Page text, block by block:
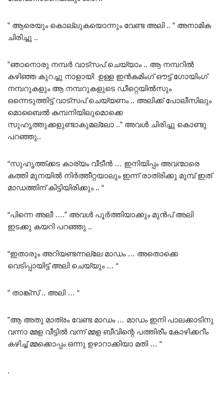
” ആരെയും കൊല്ലുകയൊന്നും വേണ്ട അലി .. ” അനാമിക
ചിരിച്ചു ..
”ഞാനൊരു നമ്പർ വാട്സപ് ചെയ്യാം .. ആ നമ്പറിൽ
കഴിഞ്ഞ കുറച്ചു നാളായി ഉള്ള ഇൻകമിംഗ് ഔട്ട് ഗോയിംഗ്
നമ്പറുകളും ആ നമ്പറുകളുടെ ഡീറ്റെയിൽസും
ഒന്നെടുത്തിട്ട് വാട്സപ് ചെയ്യണം .. അലിക്ക് പോലീസിലും
മൊബൈൽ കമ്പനിയിലുമൊക്കെ
സുഹൃത്തുക്കളുണ്ടാകുമല്ലോ ..” അവൾ ചിരിച്ചു കൊണ്ടു
പറഞ്ഞു..
“സുഹൃത്ത്ക്കട കാര്യം വീടീൻ … ഇനിയിപ്പം അവന്മാരെ
കത്തി മുനയിൽ നിർത്തീറ്റയാലും ഇന്ന് രാത്രിക്കു മുമ്പ് ഇത്
മാഡത്തിന് കിട്ടിയിരിക്കും .. “
“പിന്നെ അലീ ….” അവൾ പൂർത്തിയാക്കും മുൻപ് അലി
ഇടക്കു കയറി പറഞ്ഞു ..
“ഇതാരും അറിയണ്ടന്നല്ലേ മാഡം … അതൊക്കെ
വെടിപ്പായിട്ട് അലി ചെയ്യും … “
” താങ്ക്സ് .. അലി … “
”ആ അതു മാത്രം വേണ്ട മാഡം … മാഡം ഇനി പാലക്കാടിനു
വന്നാ മ്മള വീട്ടിൽ വന്ന് മ്മള ബീവിന്റെ പത്തിരീം കോഴിക്കറീം
കഴിച്ച് മ്മക്കൊപ്പം ഒന്നു ഉഴാറാക്കിയാ മതി … “
.